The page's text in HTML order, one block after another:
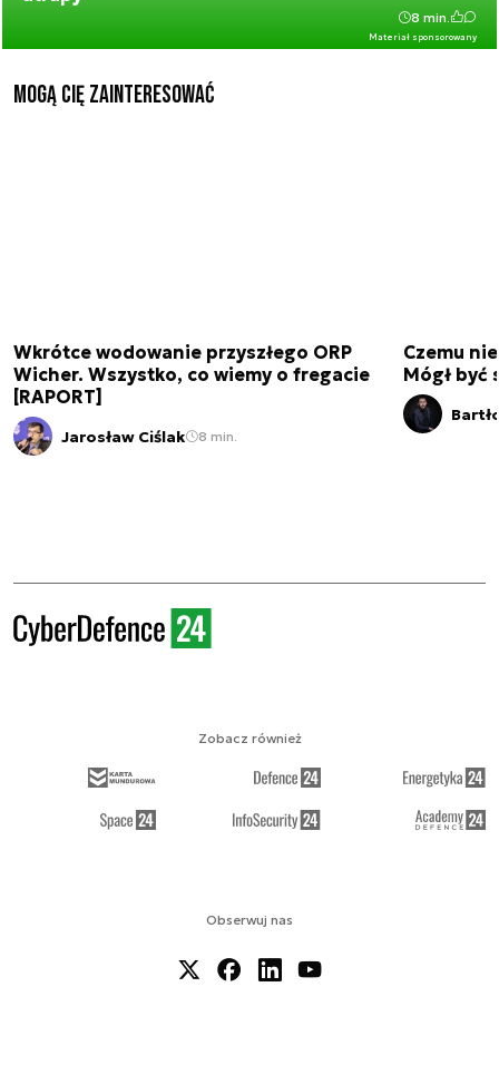
Materiał sponsorowany
8 min.
Mogą Cię zainteresować
Wkrótce wodowanie przyszłego ORP
Wicher. Wszystko, co wiemy o fregacie
[RAPORT]
Jarosław Ciślak 8 min.
Czemu
Mógł być
Obserwuj nas
Zobacz również